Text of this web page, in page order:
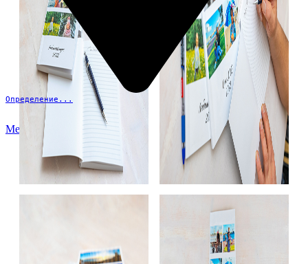
Определение...
Меню